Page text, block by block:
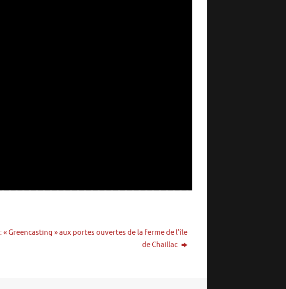
« Greencasting » aux portes ouvertes de la ferme de l’île
de Chaillac